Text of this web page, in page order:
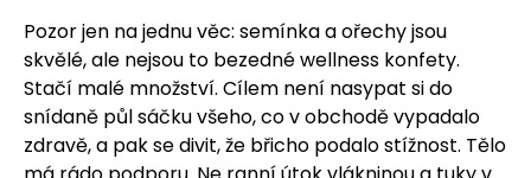
Pozor jen na jednu věc: semínka a ořechy jsou
skvělé, ale nejsou to bezedné wellness konfety.
Stačí malé množství. Cílem není nasypat si do
snídaně půl sáčku všeho, co v obchodě vypadalo
zdravě, a pak se divit, že břicho podalo stížnost. Tělo